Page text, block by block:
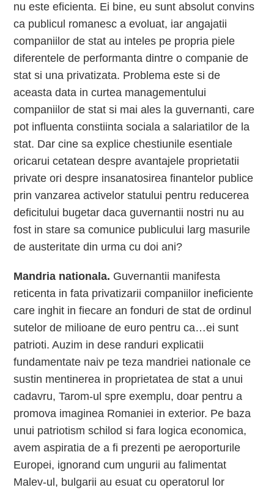
nu este eficienta. Ei bine, eu sunt absolut convins
ca publicul romanesc a evoluat, iar angajatii
companiilor de stat au inteles pe propria piele
diferentele de performanta dintre o companie de
stat si una privatizata. Problema este si de
aceasta data in curtea managementului
companiilor de stat si mai ales la guvernanti, care
pot influenta constiinta sociala a salariatilor de la
stat. Dar cine sa explice chestiunile esentiale
oricarui cetatean despre avantajele proprietatii
private ori despre insanatosirea finantelor publice
prin vanzarea activelor statului pentru reducerea
deficitului bugetar daca guvernantii nostri nu au
fost in stare sa comunice publicului larg masurile
de austeritate din urma cu doi ani?
Mandria nationala. Guvernantii manifesta
reticenta in fata privatizarii companiilor ineficiente
care inghit in fiecare an fonduri de stat de ordinul
sutelor de milioane de euro pentru ca…ei sunt
patrioti. Auzim in dese randuri explicatii
fundamentate naiv pe teza mandriei nationale ce
sustin mentinerea in proprietatea de stat a unui
cadavru, Tarom-ul spre exemplu, doar pentru a
promova imaginea Romaniei in exterior. Pe baza
unui patriotism schilod si fara logica economica,
avem aspiratia de a fi prezenti pe aeroporturile
Europei, ignorand cum ungurii au falimentat
Malev-ul, bulgarii au esuat cu operatorul lor